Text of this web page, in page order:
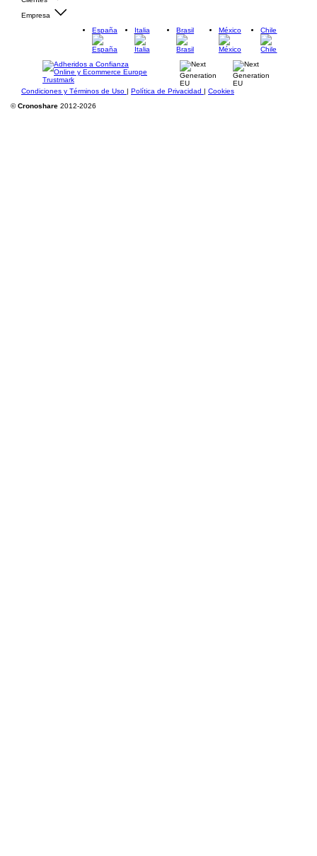
Empresa
España
Italia Brasil México Chile
Condiciones y Términos de Uso | Política de Privacidad | Cookies
©Cronoshare 2012-2026